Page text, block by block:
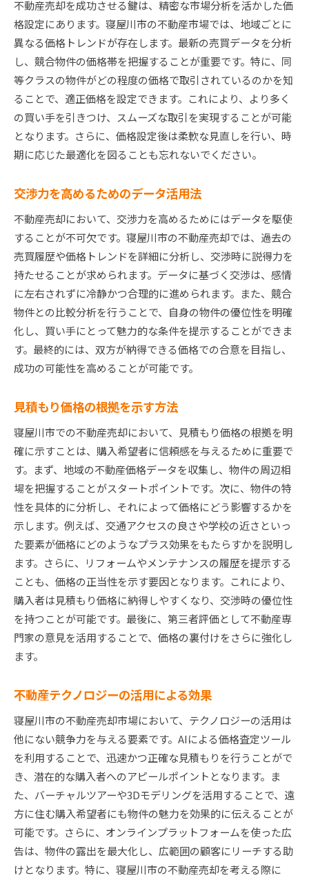
不動産売却を成功させる鍵は、精密な市場分析を活かした価
格設定にあります。寝屋川市の不動産市場では、地域ごとに
異なる価格トレンドが存在します。最新の売買データを分析
し、競合物件の価格帯を把握することが重要です。特に、同
等クラスの物件がどの程度の価格で取引されているのかを知
ることで、適正価格を設定できます。これにより、より多く
の買い手を引きつけ、スムーズな取引を実現することが可能
となります。さらに、価格設定後は柔軟な見直しを行い、時
期に応じた最適化を図ることも忘れないでください。
交渉力を高めるためのデータ活用法
不動産売却において、交渉力を高めるためにはデータを駆使
することが不可欠です。寝屋川市の不動産売却では、過去の
売買履歴や価格トレンドを詳細に分析し、交渉時に説得力を
持たせることが求められます。データに基づく交渉は、感情
に左右されずに冷静かつ合理的に進められます。また、競合
物件との比較分析を行うことで、自身の物件の優位性を明確
化し、買い手にとって魅力的な条件を提示することができま
す。最終的には、双方が納得できる価格での合意を目指し、
成功の可能性を高めることが可能です。
見積もり価格の根拠を示す方法
寝屋川市での不動産売却において、見積もり価格の根拠を明
確に示すことは、購入希望者に信頼感を与えるために重要で
す。まず、地域の不動産価格データを収集し、物件の周辺相
場を把握することがスタートポイントです。次に、物件の特
性を具体的に分析し、それによって価格にどう影響するかを
示します。例えば、交通アクセスの良さや学校の近さといっ
た要素が価格にどのようなプラス効果をもたらすかを説明し
ます。さらに、リフォームやメンテナンスの履歴を提示する
ことも、価格の正当性を示す要因となります。これにより、
購入者は見積もり価格に納得しやすくなり、交渉時の優位性
を持つことが可能です。最後に、第三者評価として不動産専
門家の意見を活用することで、価格の裏付けをさらに強化し
ます。
不動産テクノロジーの活用による効果
寝屋川市の不動産売却市場において、テクノロジーの活用は
他にない競争力を与える要素です。AIによる価格査定ツール
を利用することで、迅速かつ正確な見積もりを行うことがで
き、潜在的な購入者へのアピールポイントとなります。ま
た、バーチャルツアーや3Dモデリングを活用することで、遠
方に住む購入希望者にも物件の魅力を効果的に伝えることが
可能です。さらに、オンラインプラットフォームを使った広
告は、物件の露出を最大化し、広範囲の顧客にリーチする助
けとなります。特に、寝屋川市の不動産売却を考える際に